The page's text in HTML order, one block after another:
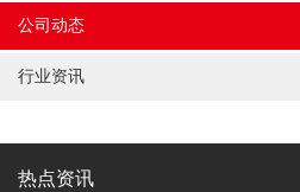
公司动态
行业资讯
热点资讯